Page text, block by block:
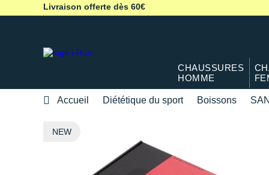
Livraison offerte dès 60€
CHAUSSURES
HOMME
Accueil Diététique du sport Boissons
NEW